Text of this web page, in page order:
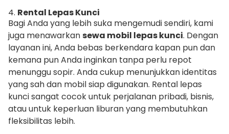
4. Rental Lepas Kunci
Bagi Anda yang lebih suka mengemudi sendiri, kami
juga menawarkansewa mobil lepas kunci. Dengan
layanan ini, Anda bebas berkendara kapan pun dan
kemana pun Anda inginkan tanpa perlu repot
menunggu sopir. Anda cukup menunjukkan identitas
yang sah dan mobil siap digunakan. Rental lepas
kunci sangat cocok untuk perjalanan pribadi, bisnis,
atau untuk keperluan liburan yang membutuhkan
fleksibilitas lebih.